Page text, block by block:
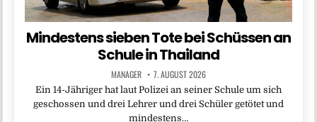
Mindestens sieben Tote bei Schüssen an
Schule in Thailand
MANAGER 7. AUGUST 2026
Ein 14-Jähriger hat laut Polizei an seiner Schule um sich
geschossen und drei Lehrer und drei Schüler getötet und
mindestens…